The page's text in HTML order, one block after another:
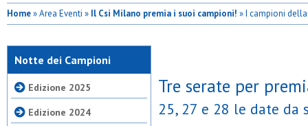
Home» Area Eventi » Il Csi Milano premia i suoi campioni! » I campioni
Notte dei Campioni
Edizione 2025
Edizione 2024
Tre serate per
25, 27 e 28 le date da